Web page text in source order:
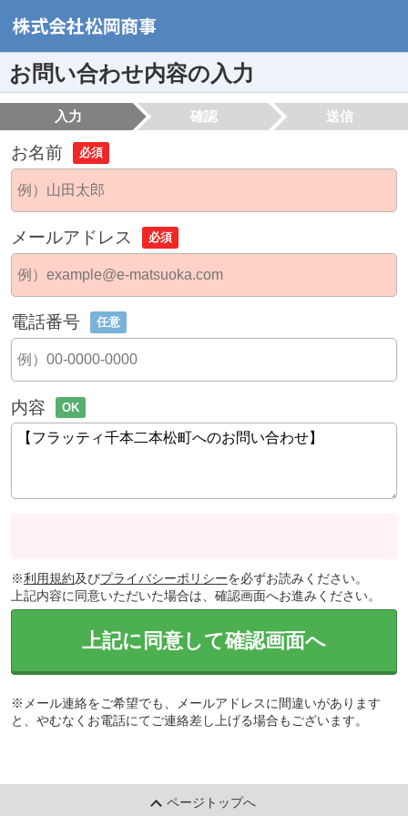
お問い合わせ内容の入力
入力 確認 送信
お名前 必須
メールアドレス 必須
電話番号 任意
内容 OK
※利用規約及びプライバシーポリシーを必ずお読みください。
上記内容に同意いただいた場合は、確認画面へお進みください。
上記に同意して確認画面へ
※メール連絡をご希望でも、メールアドレスに間違いがあります
と、やむなくお電話にてご連絡差し上げる場合もございます。
ページトップへ